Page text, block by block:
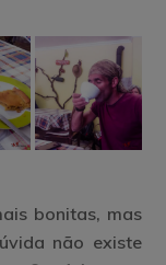
bonitas, mas
não existe